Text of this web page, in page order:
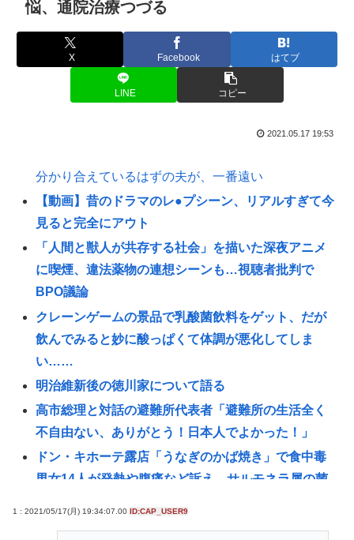
悩、通院治療つづる
X Facebook はてブ
LINE コピー
2021.05.17 19:53
分かり合えているはずの夫が、一番遠い
【動画】昔のドラマのレ●プシーン、リアルすぎて今
見ると完全にアウト
「人間と獣人が共存する社会」を描いた深夜アニメ
に喫煙、違法薬物の連想シーンも…視聴者批判で
BPO議論
クレーンゲームの景品で乳酸菌飲料をゲット、だが
飲んでみると妙に酸っぱくて体調が悪化してしま
い……
明治維新後の徳川家について語る
高市総理と対話の避難所代表者「避難所の生活全く
不自由ない、ありがとう！日本人でよかった！」
ドン・キホーテ露店「うなぎのかば焼き」で食中毒
男女14人が発熱や腹痛など訴え…サルモネラ属の菌
1 : 2021/05/17(月) 19:34:07.00 ID:CAP_USER9